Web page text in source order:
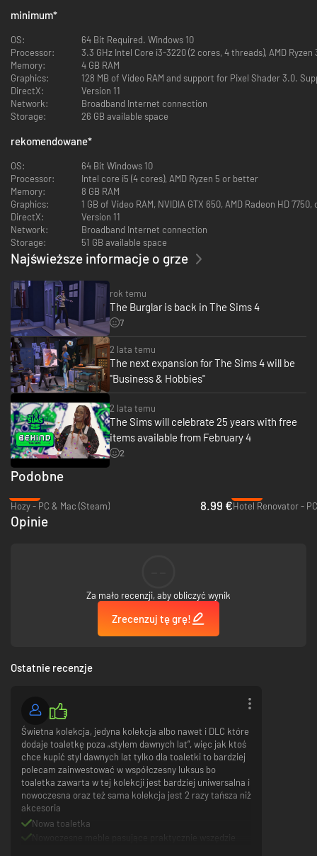
minimum*
OS:
64 Bit Required. Windows 10
Processor:
3.3 GHz Intel Core i3-3220 (2 cores, 4 threads), AMD
Memory:
4 GB RAM
Graphics:
128 MB of Video RAM and support for Pixel Shader 3.0.
DirectX:
Version 11
Network:
Broadband Internet connection
Storage:
26 GB available space
rekomendowane*
OS:
64 Bit Windows 10
Processor:
Intel core i5 (4 cores), AMD Ryzen 5 or better
Memory:
8 GB RAM
Graphics:
1 GB of Video RAM, NVIDIA GTX 650, AMD Radeon HD
DirectX:
Version 11
Network:
Broadband Internet connection
Storage:
51 GB available space
Najświeższe informacje o grze
rok temu
The Burglar is back in The Sims 4
7
2 lata temu
The next expansion for The Sims 4 will be
"Business & Hobbies"
2 lata temu
The Sims will celebrate 25 years with free
items available from February 4
2
Podobne
Hozy - PC & Mac (Steam)
8.99 €Hotel Renovator -
Opinie
Za mało recenzji, aby obliczyć wynik
Zrecenzuj tę grę!
Ostatnie recenzje
Świetna kolekcja, jedyna kolekcja albo nawet i DLC które
dodaje toaletkę poza „stylem dawnych lat”, więc jak ktoś
chce kupić styl dawnych lat tylko dla toaletki to bardziej
polecam zainwestować w współczesny luksus bo
toaletka zawarta w tej kolekcji jest bardziej uniwersalna i
nowoczesna oraz też sama kolekcja jest 2 razy tańsza niż
akcesoria
Nowa toaletka